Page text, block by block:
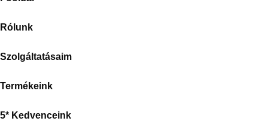
Rólunk
Szolgáltatásaim
Termékeink
5* Kedvenceink